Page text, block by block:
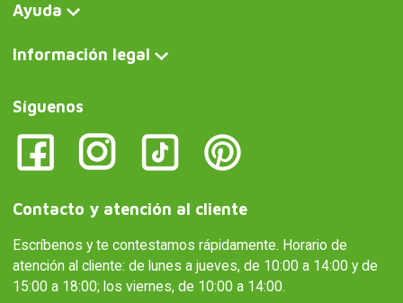
Ayuda
Información legal
Síguenos
Contacto y atención al cliente
Escríbenos y te contestamos rápidamente. Horario de
atención al cliente: de lunes a jueves, de 10:00 a 14:00 y de
15:00 a 18:00; los viernes, de 10:00 a 14:00.